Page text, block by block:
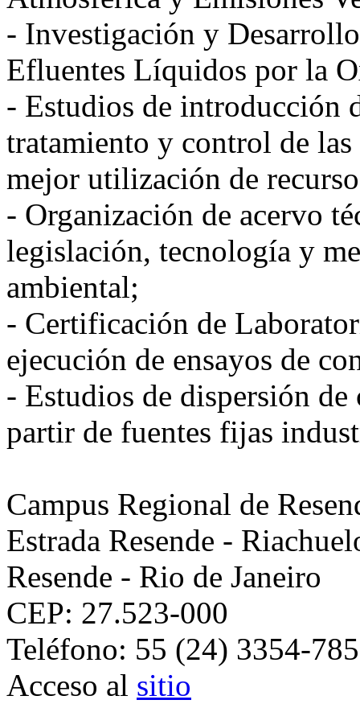
- Investigación y
Efluentes Líquidos por la
- Estudios de introducción
tratamiento y control de
mejor utilización de
- Organización de acervo
legislación, tecnología y
ambiental;
- Certificación de
ejecución de ensayos de
- Estudios de dispersión
partir de fuentes fijas
Campus Regional de
Estrada Resende -
Resende - Rio de Janeiro
CEP: 27.523-000
Teléfono: 55 (24) 3354-
Acceso al sitio